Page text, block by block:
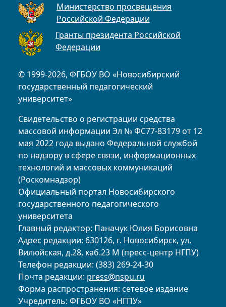
© 1999-2026, ФГБОУ ВО «Новосибирский
государственный педагогический
университет»
Свидетельство о регистрации средства
массовой информации Эл № ФС77-83179 от 12
мая 2022 года выдано Федеральной службой
по надзору в сфере связи, информационных
технологий и массовых коммуникаций
(Роскомнадзор)
Официальный портал Новосибирского
государственного педагогического
университета
Главный редактор: Паначук Юлия Борисовна
Адрес редакции: 630126, г. Новосибирск, ул.
Вилюйская, д.28, каб.23 М (пресс-центр НГПУ)
Телефон редакции: (383) 269-24-30
Почта редакции: press@nspu.ru
Форма распространения: сетевое издание
Учредитель: ФГБОУ ВО «НГПУ»
Министерство просвещения
Российской Федерации
Гранты президента Российской
Федерации